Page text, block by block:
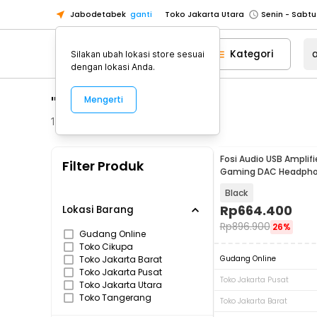
Jabodetabek ganti Toko Jakarta Utara
Toko Tangerang
Toko Cikupa
Pick n Go Jakarta Barat
Senin -
Toko Jakarta Barat
Senin -
Toko Tangerang
Senin - Jumat
Senin - Jumat
Kategori
"audio usb c"
1793
Filter Produk
Lokasi Barang
Gudang Online
Toko Cikupa
Toko Jakarta Barat
Toko Jakarta Pusat
Toko Jakarta Utara
Toko Tangerang
Fosi Audio USB
Gaming DAC
Black
Rp664.400
Rp896.900 26%
Gudang Online
Toko Jakarta Pusat
Toko Jakarta Barat
Silakan ubah lokasi store sesuai
dengan lokasi Anda.
Mengerti